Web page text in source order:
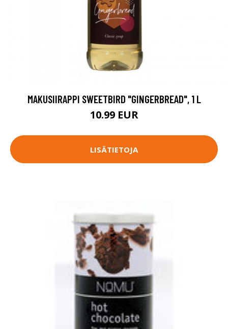
MAKUSIIRAPPI SWEETBIRD "GINGERBREAD", 1 L
10.99 EUR
LISÄTIETOJA